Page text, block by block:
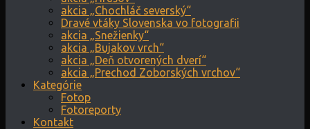
akcia „Chochláč severský“
Dravé vtáky Slovenska vo fotografii
akcia „Snežienky“
akcia „Bujakov vrch“
akcia „Deň otvorených dverí“
akcia „Prechod Zoborských vrchov“
Kategórie
Fotop
Fotoreporty
Kontakt